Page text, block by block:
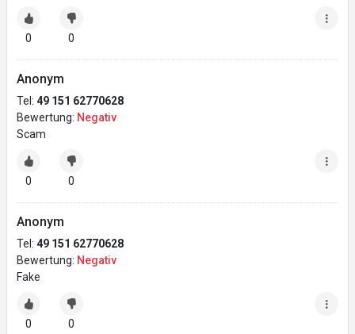
0 0
Anonym
Tel: 49 151 62770628
Bewertung: Negativ
Scam
0 0
Anonym
Tel: 49 151 62770628
Bewertung: Negativ
Fake
0 0